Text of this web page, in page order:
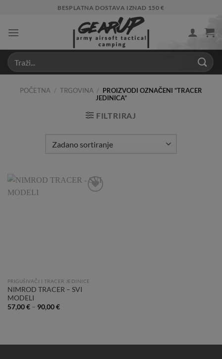
content
BESPLATNA DOSTAVA IZNAD 150 €
POČETNA / TRGOVINA / PROIZVODI OZNAČENI “TRACER
JEDINICA”
FILTRIRAJ
PRIGUŠIVAČI I TRACER JEDINICE
NIMROD TRACER – SVI
MODELI
57,00€– 90,00€